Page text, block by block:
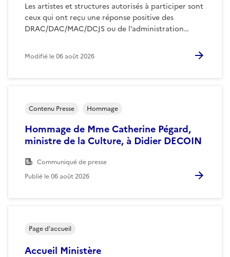
Les artistes et structures autorisés à participer sont
ceux qui ont reçu une réponse positive des
DRAC/DAC/MAC/DCJS ou de l’administration…
Modifié le06 août 2026
Hommage de Mme Catherine Pégard,
ministre de la Culture, à Didier DECOIN
Contenu Presse Hommage
Communiqué de presse
Publié le06 août 2026
Accueil Ministère
Page d'accueil